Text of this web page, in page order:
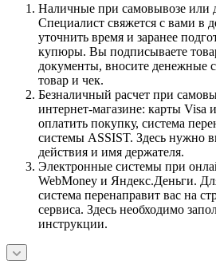
Наличные при самовывозе или
Специалист свяжется с вами в
уточнить время и заранее
купюры. Вы подписываете
документы, вносите денежные
товар и чек.
Безналичный расчет при
интернет-магазине: карты Visa
оплатить покупку, система
системы ASSIST. Здесь нужно
действия и имя держателя.
Электронные системы при
WebMoney и Яндекс.Деньги.
система перенаправит вас на
сервиса. Здесь необходимо
инструкции.